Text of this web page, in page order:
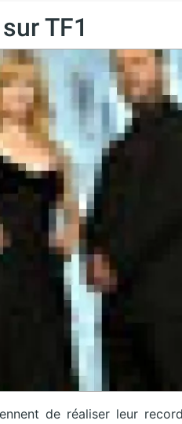
TF1
de réaliser leur